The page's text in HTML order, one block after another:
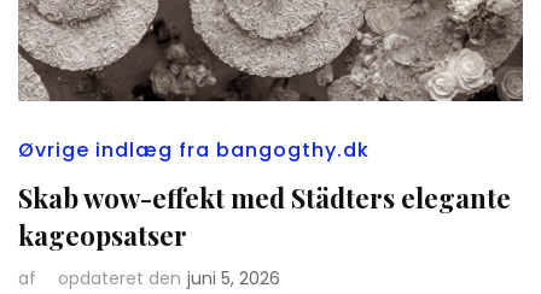
Øvrige indlæg fra bangogthy.dk
Skab wow-effekt med Städters elegante
kageopsatser
af opdateret den juni 5, 2026